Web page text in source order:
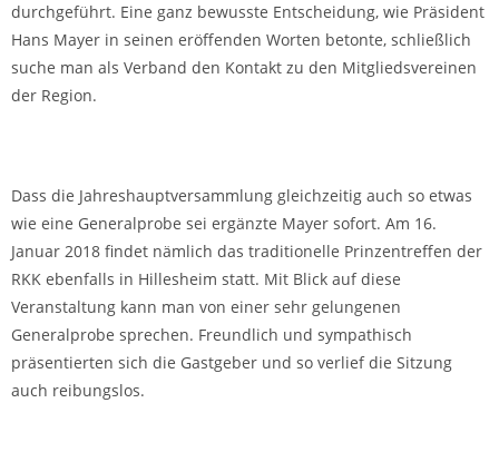
durchgeführt. Eine ganz bewusste Entscheidung, wie Präsident
Hans Mayer in seinen eröffenden Worten betonte, schließlich
suche man als Verband den Kontakt zu den Mitgliedsvereinen
der Region.
Dass die Jahreshauptversammlung gleichzeitig auch so etwas
wie eine Generalprobe sei ergänzte Mayer sofort. Am 16.
Januar 2018 findet nämlich das traditionelle Prinzentreffen der
RKK ebenfalls in Hillesheim statt. Mit Blick auf diese
Veranstaltung kann man von einer sehr gelungenen
Generalprobe sprechen. Freundlich und sympathisch
präsentierten sich die Gastgeber und so verlief die Sitzung
auch reibungslos.